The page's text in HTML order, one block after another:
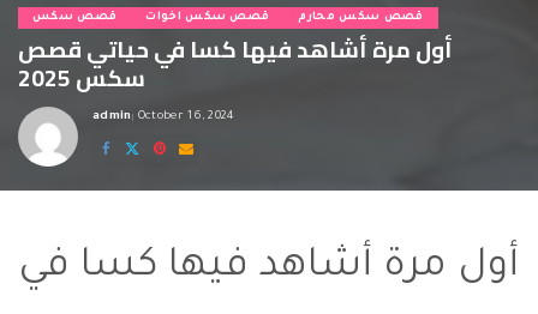
قصص سكس قصص سكس اخوات قصص سكس محارم
أول مرة أشاهد فيها كسا في حياتي قصص
سكس 2025
Posted
by
admin October 16, 2024
أول مرة أشاهد فيها كسا في